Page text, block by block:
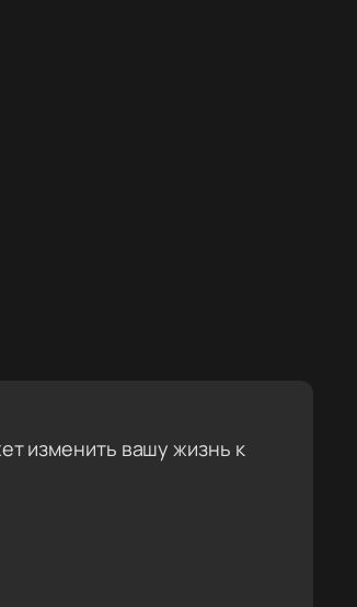
изменить вашу жизнь к